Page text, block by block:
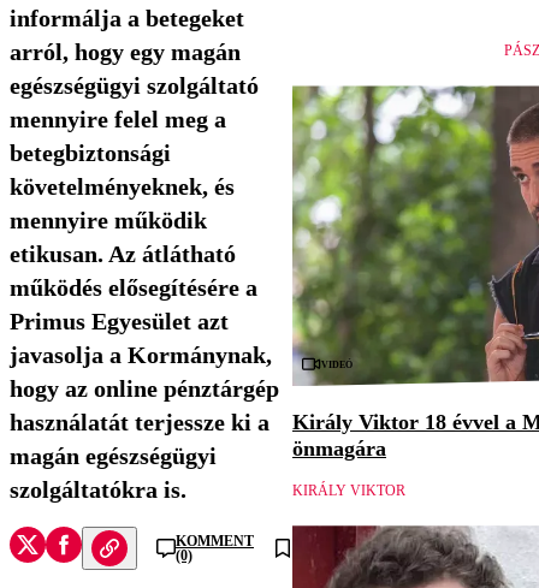
informálja a betegeket
arról, hogy egy magán
egészségügyi szolgáltató
mennyire felel meg a
betegbiztonsági
követelményeknek, és
mennyire működik
etikusan. Az átlátható
működés elősegítésére a
Primus Egyesület azt
javasolja a Kormánynak,
hogy az online pénztárgép
használatát terjessze ki a
magán egészségügyi
szolgáltatókra is.
KOMMENT
(0)
Videó
Király Viktor 18 évvel a
önmagára
KIRÁLY VIKTOR